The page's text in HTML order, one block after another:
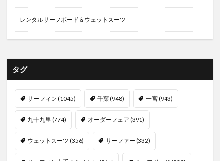
レンタルサーフボード＆ウェットスーツ
タグ
サーフィン (1045) 千葉(948) 一宮(943)
九十九里 (774) オーダーフェア (391)
ウェットスーツ (356) サーファー (332)